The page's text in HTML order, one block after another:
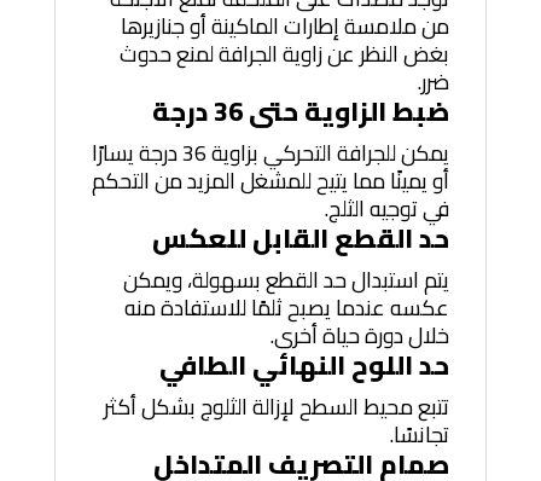
من ملامسة إطارات الماكينة أو جنازيرها
بغض النظر عن زاوية الجرافة لمنع حدوث
ضرر.
ضبط الزاوية حتى 36 درجة
يمكن للجرافة التحركي بزاوية 36 درجة يسارًا
أو يمينًا مما يتيح للمشغل المزيد من التحكم
في توجيه الثلج.
حد القطع القابل للعكس
يتم استبدال حد القطع بسهولة، ويمكن
عكسه عندما يصبح ثلمًا للاستفادة منه
خلال دورة حياة أخرى.
حد اللوح النهائي الطافي
تتبع محيط السطح لإزالة الثلوج بشكل أكثر
تجانسًا.
صمام التصريف المتداخل